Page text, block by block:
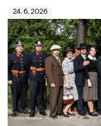
24. 6. 2026